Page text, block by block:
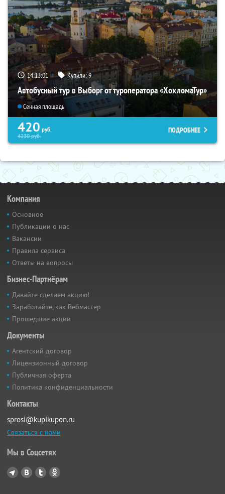
14:13:00 Купили:9
Автобусный тур в Выборг от туроператора «ХохломаТур»
Сенная площадь
420 руб.
4230руб.
ПОДРОБНЕЕ
Компания
Основное
Публикации о нас
Вакансии
Правила сервиса
Ответы на вопросы
Бизнес-Партнёрам
Давайте сделаем акцию!
Заработайте, как Вебмастер
Прошедшие акции
Документы
Агентский договор
Лицензионный договор
Публичная оферта
Политика конфиденциальности
Контакты
sprosi@kupikupon.ru
Связаться с нами
Мы в Соцсетях